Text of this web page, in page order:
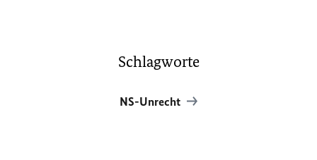
Schlagworte
NS-Unrecht